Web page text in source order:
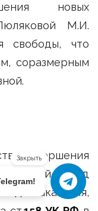
новых
М.И.
свободы, что
соразмерным
совершения
суд
наказания,
Закрыть